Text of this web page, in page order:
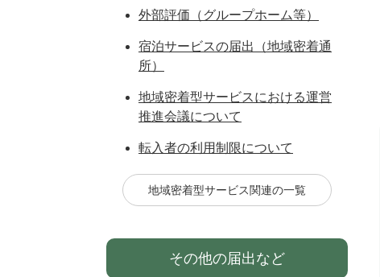
外部評価（グループホーム等）
宿泊サービスの届出（地域密着通
所）
地域密着型サービスにおける運営
推進会議について
転入者の利用制限について
地域密着型サービス関連の一覧
その他の届出など